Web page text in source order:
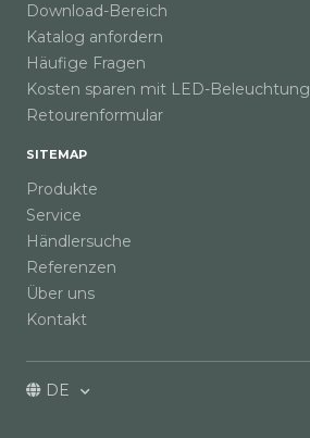
Download-Bereich
Katalog anfordern
Häufige Fragen
Kosten sparen mit LED-Beleuchtung
Retourenformular
SITEMAP
Produkte
Service
Händlersuche
Referenzen
Über uns
Kontakt
DE